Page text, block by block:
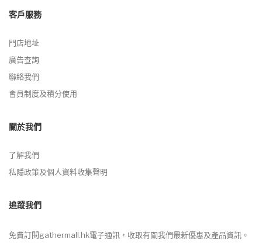
客戶服務
門店地址
廣告查詢
聯絡我們
會員制度及積分使用
關於我們
了解我們
私隱政策及個人資料收集聲明
追蹤我們
免費訂閱gathermall.hk電子通訊，收取有關我們最新優惠及產品資訊。